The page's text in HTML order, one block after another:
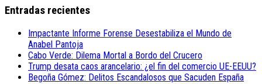
Entradas recientes
Impactante Informe Forense Desestabiliza el Mundo de
Anabel Pantoja
Cabo Verde: Dilema Mortal a Bordo del Crucero
Trump desata caos arancelario: ¿el fin del comercio UE-EEUU?
Begoña Gómez: Delitos Escandalosos que Sacuden España